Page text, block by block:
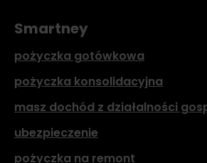
Smartney
pożyczka gotówkowa
pożyczka konsolidacyjna
masz dochód z działalności
ubezpieczenie
pożyczka na remont